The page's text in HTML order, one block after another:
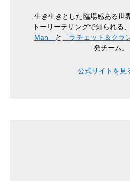
生き生きとした臨場感ある世
トーリーテリングで知られる、
Man」
と 「ラチェット＆クラ
発チーム。
公式サイトを見